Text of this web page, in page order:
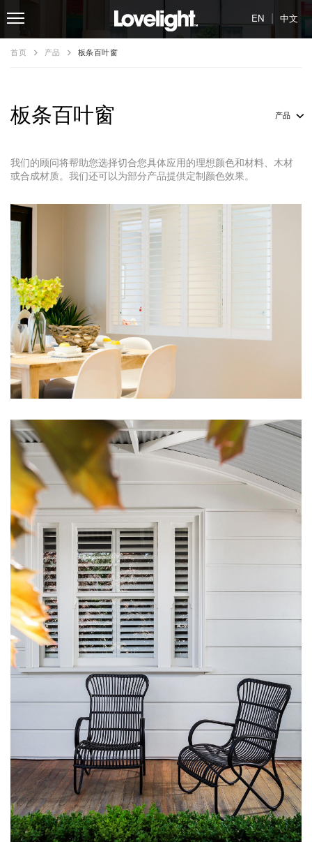
EN | 中文
首页 产品 板条百叶窗
产品
板条百叶窗
我们的顾问将帮助您选择切合您具体应用的理想颜色和材料、木材
或合成材质。我们还可以为部分产品提供定制颜色效果。